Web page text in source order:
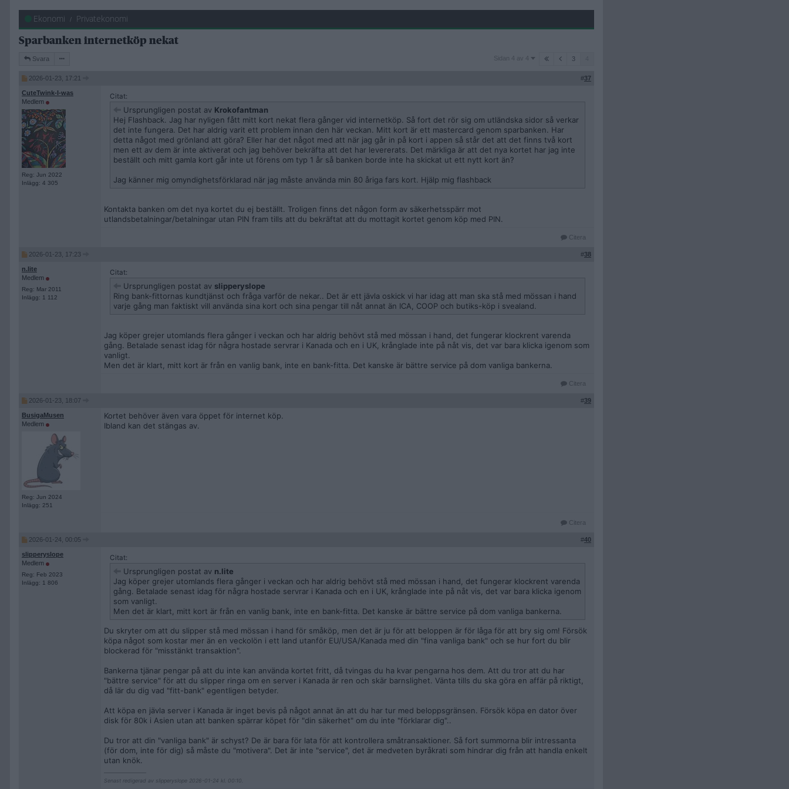
Ekonomi Privatekonomi
Sparbanken internetköp nekat
Svara
Sidan
Sidan 4 av 4 3
2026-01-23, 17:21 #37
CuteTwink-I-was
Medlem
Reg: Jun 2022
Inlägg: 4 305
Citat:
Ursprungligen postat av Krokofantman
Hej Flashback. Jag har nyligen fått mitt kort nekat flera gånger vid internetköp. Så fort det rör sig om utländska sidor så verkar
det inte fungera. Det har aldrig varit ett problem innan den här veckan. Mitt kort är ett mastercard genom sparbanken. Har
detta något med grönland att göra? Eller har det något med att när jag går in på kort i appen så står det att det finns två kort
men ett av dem är inte aktiverat och jag behöver bekräfta att det har levererats. Det märkliga är att det nya kortet har jag inte
beställt och mitt gamla kort går inte ut förens om typ 1 år så banken borde inte ha skickat ut ett nytt kort än?
Jag känner mig omyndighetsförklarad när jag måste använda min 80 åriga fars kort. Hjälp mig flashback
Kontakta banken om det nya kortet du ej beställt. Troligen finns det någon form av säkerhetsspärr mot
utlandsbetalningar/betalningar utan PIN fram tills att du bekräftat att du mottagit kortet genom köp med PIN.
Citera
2026-01-23, 17:23 #38
n.lite
Medlem
Reg: Mar 2011
Inlägg: 1 112
Citat:
Ursprungligen postat av slipperyslope
Ring bank-fittornas kundtjänst och fråga varför de nekar.. Det är ett jävla oskick vi har idag att man ska stå med mössan i hand
varje gång man faktiskt vill använda sina kort och sina pengar till nåt annat än ICA, COOP och butiks-köp i svealand.
Jag köper grejer utomlands flera gånger i veckan och har aldrig behövt stå med mössan i hand, det fungerar klockrent varenda
gång. Betalade senast idag för några hostade servrar i Kanada och en i UK, krånglade inte på nåt vis, det var bara klicka igenom som
vanligt.
Men det är klart, mitt kort är från en vanlig bank, inte en bank-fitta. Det kanske är bättre service på dom vanliga bankerna.
Citera
2026-01-23, 18:07 #39
BusigaMusen
Medlem
Reg: Jun 2024
Inlägg: 251
Kortet behöver även vara öppet för internet köp.
Ibland kan det stängas av.
Citera
2026-01-24, 00:05 #40
slipperyslope
Medlem
Reg: Feb 2023
Inlägg: 1 806
Citat:
Ursprungligen postat av n.lite
Jag köper grejer utomlands flera gånger i veckan och har aldrig behövt stå med mössan i hand, det fungerar klockrent varenda
gång. Betalade senast idag för några hostade servrar i Kanada och en i UK, krånglade inte på nåt vis, det var bara klicka igenom
som vanligt.
Men det är klart, mitt kort är från en vanlig bank, inte en bank-fitta. Det kanske är bättre service på dom vanliga bankerna.
Du skryter om att du slipper stå med mössan i hand för småköp, men det är ju för att beloppen är för låga för att bry sig om! Försök
köpa något som kostar mer än en veckolön i ett land utanför EU/USA/Kanada med din "fina vanliga bank" och se hur fort du blir
blockerad för "misstänkt transaktion".
Bankerna tjänar pengar på att du inte kan använda kortet fritt, då tvingas du ha kvar pengarna hos dem. Att du tror att du har
"bättre service" för att du slipper ringa om en server i Kanada är ren och skär barnslighet. Vänta tills du ska göra en affär på riktigt,
då lär du dig vad "fitt-bank" egentligen betyder.
Att köpa en jävla server i Kanada är inget bevis på något annat än att du har tur med beloppsgränsen. Försök köpa en dator över
disk för 80k i Asien utan att banken spärrar köpet för "din säkerhet" om du inte "förklarar dig"..
Du tror att din "vanliga bank" är schyst? De är bara för lata för att kontrollera småtransaktioner. Så fort summorna blir intressanta
(för dom, inte för dig) så måste du "motivera". Det är inte "service", det är medveten byråkrati som hindrar dig från att handla enkelt
utan knök.
Senast redigerad av slipperyslope 2026-01-24 kl. 00:10.